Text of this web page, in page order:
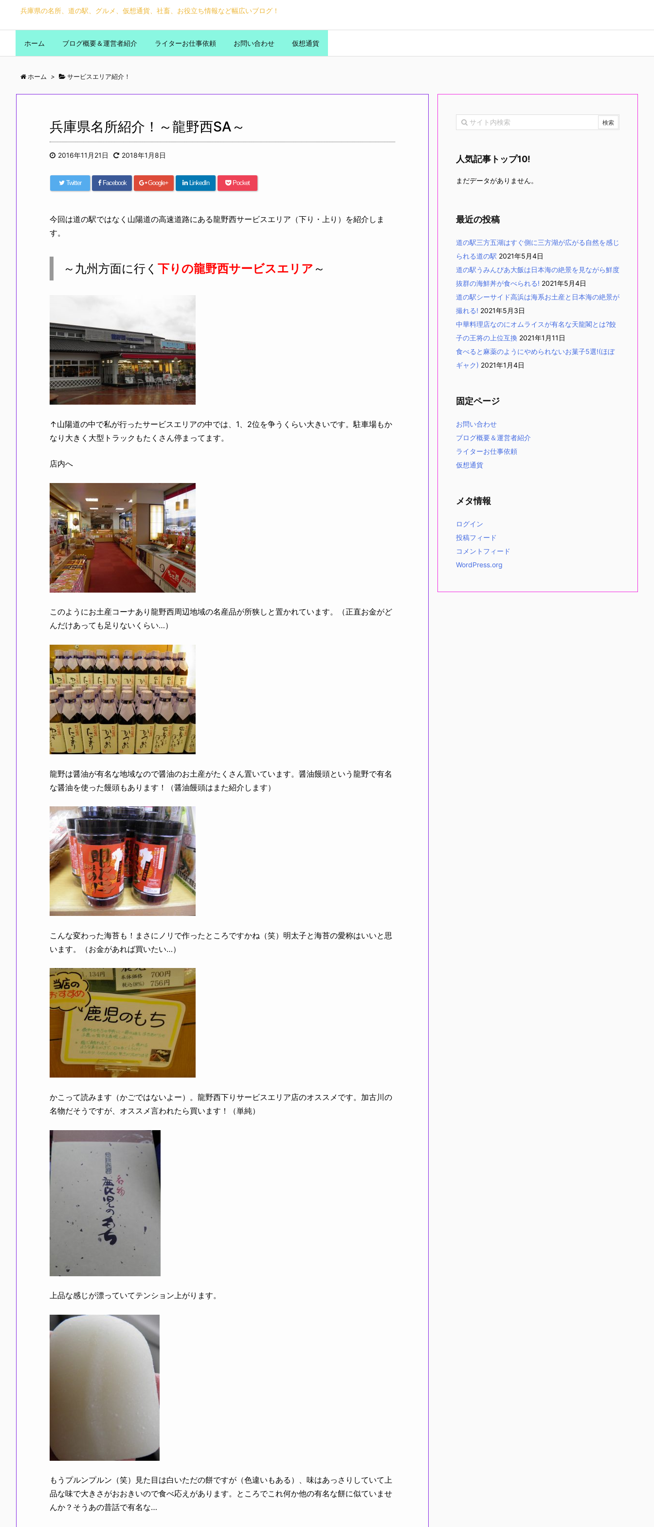
兵庫県の名所、道の駅、グルメ、仮想通貨、社畜、お役立ち情報など幅広いブログ！
ホーム ブログ概要＆運営者紹介 ライターお仕事依頼 お問い合わせ 仮想通貨
ホーム > サービスエリア紹介！
兵庫県名所紹介！～龍野西SA～
2016年11月21日 2018年1月8日
Twitter Facebook Google+ LinkedIn Pocket
今回は道の駅ではなく山陽道の高速道路にある龍野西サービスエリア（下り・上り）を紹介しま
す。
～九州方面に行く 下りの龍野西サービスエリア ～
↑山陽道の中で私が行ったサービスエリアの中では、1、2位を争うくらい大きいです。駐車場もか
なり大きく大型トラックもたくさん停まってます。
店内へ
このようにお土産コーナあり龍野西周辺地域の名産品が所狭しと置かれています。（正直お金がど
んだけあっても足りないくらい…）
龍野は醤油が有名な地域なので醤油のお土産がたくさん置いています。醤油饅頭という龍野で有名
な醤油を使った饅頭もあります！（醤油饅頭はまた紹介します）
こんな変わった海苔も！まさにノリで作ったところですかね（笑）明太子と海苔の愛称はいいと思
います。（お金があれば買いたい…）
かこって読みます（かごではないよー）。龍野西下りサービスエリア店のオススメです。加古川の
名物だそうですが、オススメ言われたら買います！（単純）
上品な感じが漂っていてテンション上がります。
もうプルンプルン（笑）見た目は白いただの餅ですが（色違いもある）、味はあっさりしていて上
品な味で大きさがおおきいので食べ応えがあります。ところでこれ何か他の有名な餅に似ていませ
んか？そうあの昔話で有名な…
人気記事トップ10!
まだデータがありません。
最近の投稿
道の駅三方五湖はすぐ側に三方湖が広がる自然を感じ
られる道の駅 2021年5月4日
道の駅うみんぴあ大飯は日本海の絶景を見ながら鮮度
抜群の海鮮丼が食べられる! 2021年5月4日
道の駅シーサイド高浜は海系お土産と日本海の絶景が
撮れる! 2021年5月3日
中華料理店なのにオムライスが有名な天龍閣とは?餃
子の王将の上位互換 2021年1月11日
食べると麻薬のようにやめられないお菓子5選!(ほぼ
ギャク) 2021年1月4日
固定ページ
お問い合わせ
ブログ概要＆運営者紹介
ライターお仕事依頼
仮想通貨
メタ情報
ログイン
投稿フィード
コメントフィード
WordPress.org